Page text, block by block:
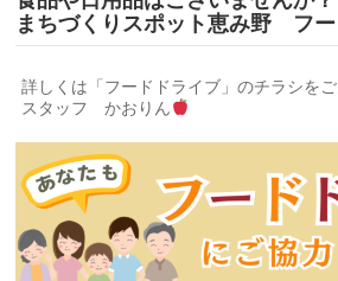
まちづくりスポット恵み野 フー
詳しくは「フードドライブ」のチラシをご
スタッフ かおりん